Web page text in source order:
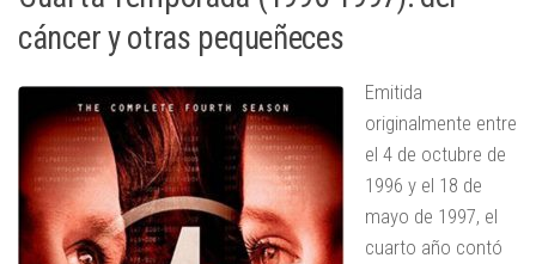
cáncer y otras pequeñeces
Emitida
originalmente entre
el 4 de octubre de
1996 y el 18 de
mayo de 1997, el
cuarto año contó